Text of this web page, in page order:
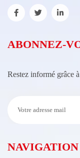
ABONNEZ-
Restez informé grâce
NAVIGATION